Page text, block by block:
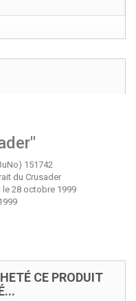
151742
du Crusader
28 octobre 1999
CE PRODUIT